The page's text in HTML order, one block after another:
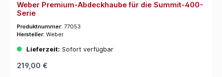
Weber Premium-Abdeckhaube für die Summit-400-
Serie
Produktnummer: 77053
Hersteller: Weber
Lieferzeit: Sofort verfügbar
219,00 €